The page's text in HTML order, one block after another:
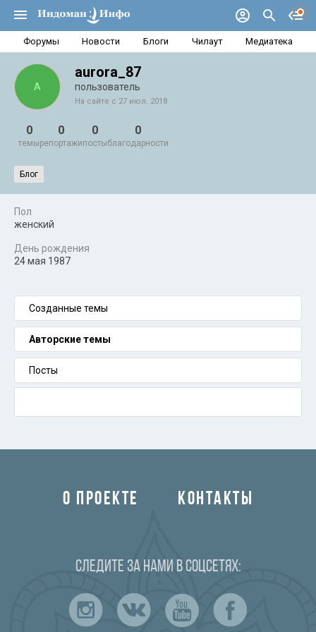
Форумы Новости Блоги Чилаут Медиатека
A
aurora_87
пользователь
На сайте с 27 июл. 2018
0
темы
0
репортажи
0
посты
0
благодарности
Блог
Пол
женский
День рождения
24 мая 1987
Созданные темы
Авторские темы
Посты
О ПРОЕКТЕ КОНТАКТЫ
Следите за нами в соцсетях: